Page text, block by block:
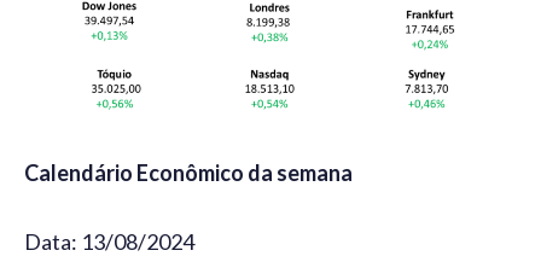
Calendário Econômico da semana
Data: 13/08/2024